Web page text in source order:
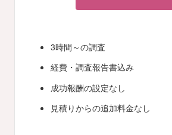
3時間～の調査
経費・調査報告書込み
成功報酬の設定なし
見積りからの追加料金なし